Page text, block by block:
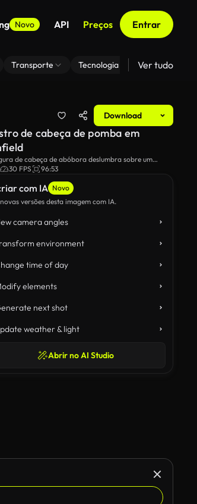
Novo API Preços Entrar
Transporte Tecnologia Zoom De
Ver tudo
Download
com IA Novo
versões desta imagem com IA.
camera angles
environment
time of day
elements
next shot
weather & light
Abrir no AI Studio
de cabeça de pomba em
de cabeça de abóbora deslumbra sobre um
milho escuro sob um céu aconchegante.
30 FPS 96:53